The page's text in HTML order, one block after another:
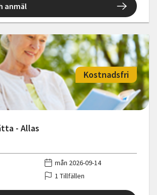
anmäl
- Allas
Kostnadsfri
mån 2026-09-14
1 Tillfällen